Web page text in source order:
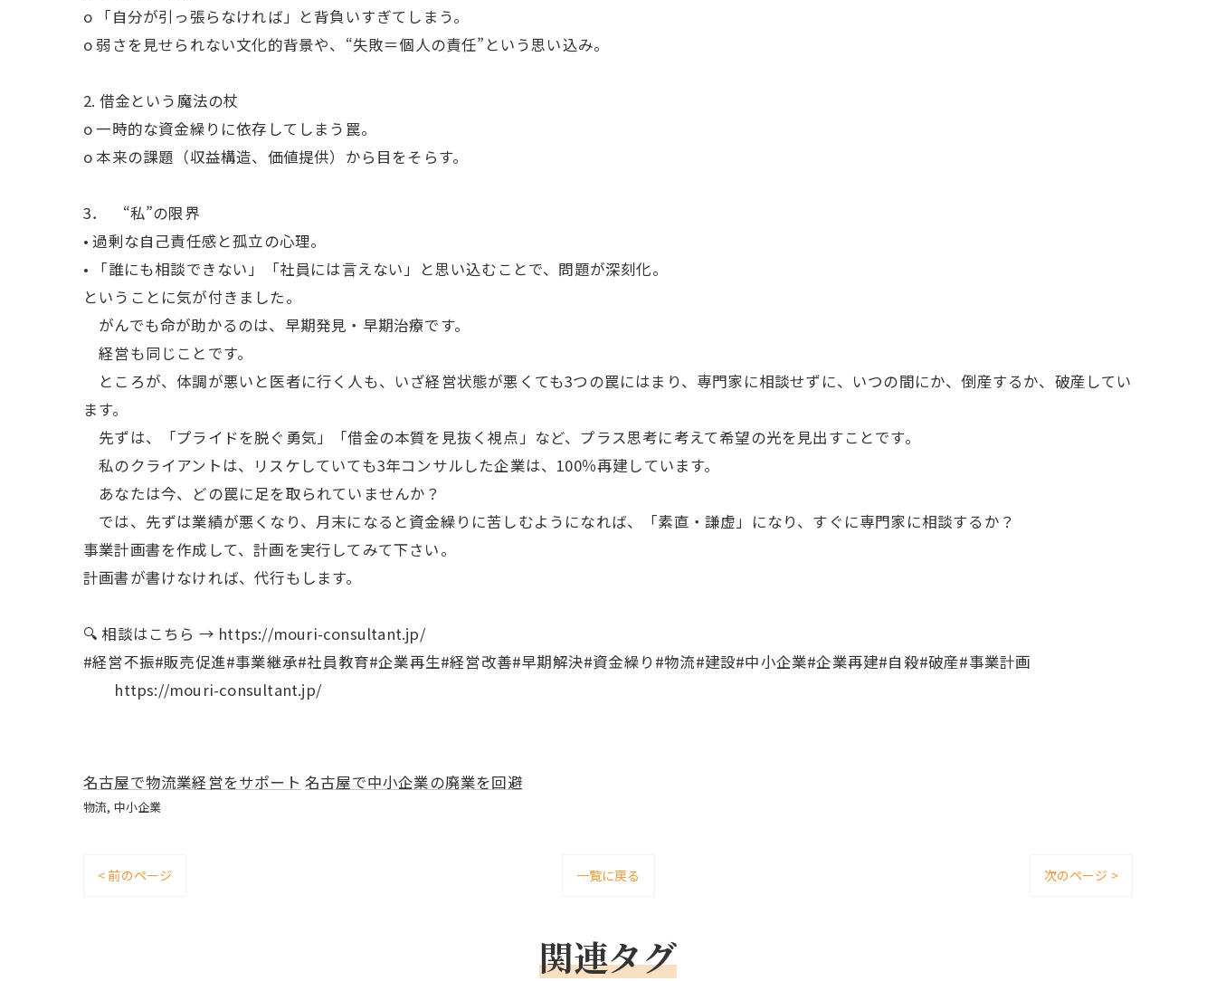
o 「自分が引っ張らなければ」と背負いすぎてしまう。
o 弱さを見せられない文化的背景や、“失敗＝個人の責任”という思い込み。
2. 借金という魔法の杖
o 一時的な資金繰りに依存してしまう罠。
o 本来の課題（収益構造、価値提供）から目をそらす。
3． “私”の限界
• 過剰な自己責任感と孤立の心理。
• 「誰にも相談できない」「社員には言えない」と思い込むことで、問題が深刻化。
ということに気が付きました。
がんでも命が助かるのは、早期発見・早期治療です。
経営も同じことです。
ところが、体調が悪いと医者に行く人も、いざ経営状態が悪くても3つの罠にはまり、専門家に相談せずに、いつの間にか、倒産するか、破産してい
ます。
先ずは、「プライドを脱ぐ勇気」「借金の本質を見抜く視点」など、プラス思考に考えて希望の光を見出すことです。
私のクライアントは、リスケしていても3年コンサルした企業は、100％再建しています。
あなたは今、どの罠に足を取られていませんか？
では、先ずは業績が悪くなり、月末になると資金繰りに苦しむようになれば、「素直・謙虚」になり、すぐに専門家に相談するか？
事業計画書を作成して、計画を実行してみて下さい。
計画書が書けなければ、代行もします。
🔍 相談はこちら → https://mouri-consultant.jp/
#経営不振#販売促進#事業継承#社員教育#企業再生#経営改善#早期解決#資金繰り#物流#建設#中小企業#企業再建#自殺#破産#事業計画
https://mouri-consultant.jp/
名古屋で物流業経営をサポート 名古屋で中小企業の廃業を回避
物流 中小企業
< 前のページ 一覧に戻る 次のページ >
関連タグ